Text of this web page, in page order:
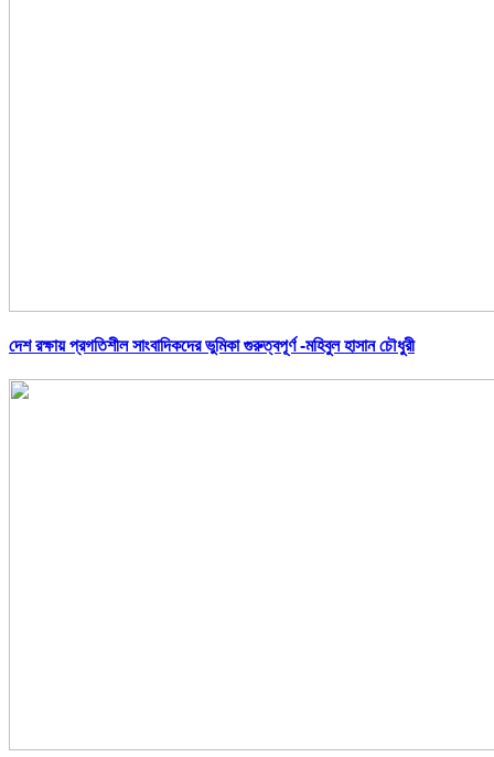
দেশ রক্ষায় প্রগতিশীল সাংবাদিকদের ভুমিকা গুরুত্বপূর্ণ -মহিবুল হাসান চৌধুরী